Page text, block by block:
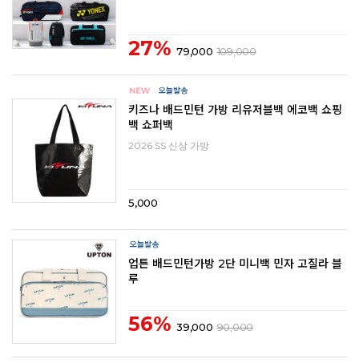
27% 79,000 109,000
키즈나 배드민턴 가방 리유저블백 에코백 쇼핑
백 쇼퍼백
2026 SS 신상 가방
5,000
업튼 배드민턴가방 2단 미니백 민자 고질라 블
루
56% 39,000 90,000